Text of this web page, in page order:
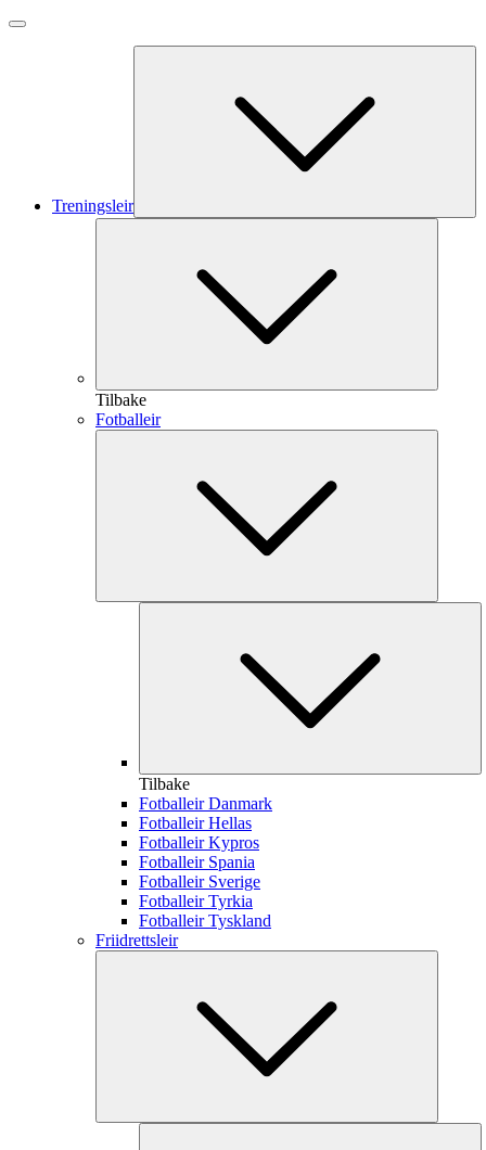
Treningsleir
Tilbake
Fotballeir
Tilbake
Fotballeir Danmark
Fotballeir Hellas
Fotballeir Kypros
Fotballeir Spania
Fotballeir Sverige
Fotballeir Tyrkia
Fotballeir Tyskland
Friidrettsleir